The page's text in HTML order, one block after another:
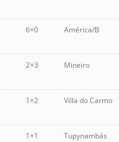
6×0 América/B
2×3 Mineiro
1×2 Villa do Carmo
1×1 Tupynambás